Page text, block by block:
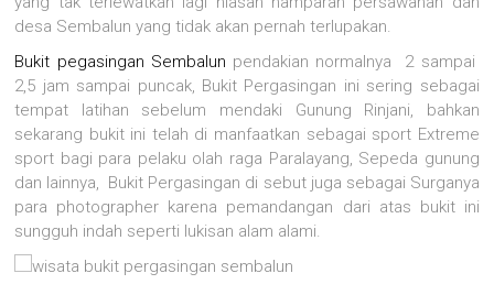
desa Sembalun yang tidak akan pernah terlupakan.
Bukit pegasingan Sembalun pendakian normalnya 2 sampai
2,5 jam sampai puncak, Bukit Pergasingan ini sering sebagai
tempat latihan sebelum mendaki Gunung Rinjani, bahkan
sekarang bukit ini telah di manfaatkan sebagai sport Extreme
sport bagi para pelaku olah raga Paralayang, Sepeda gunung
dan lainnya, Bukit Pergasingan di sebut juga sebagai Surganya
para photographer karena pemandangan dari atas bukit ini
sungguh indah seperti lukisan alam alami.